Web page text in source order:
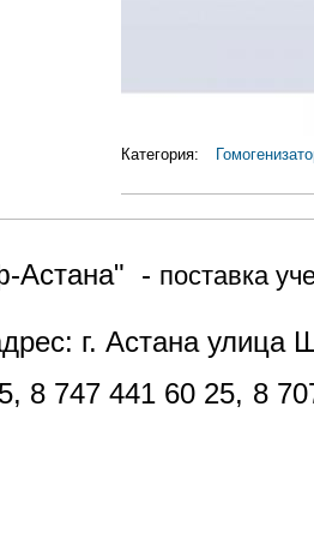
Категория:
Астана" - поставка
г. Астана
8 747 441 60 25, 8